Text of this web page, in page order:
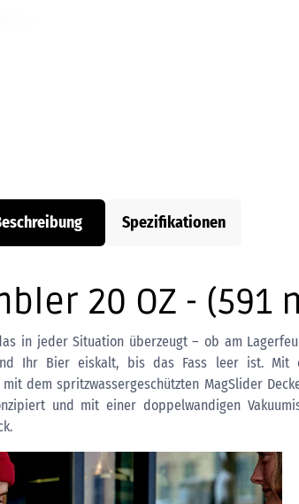
Spezifikationen
20 OZ - (591
in jeder Situation überzeugt – ob am
Ihr Bier eiskalt, bis das Fass leer ist. Mit
dem spritzwassergeschützten MagSlider
und mit einer doppelwandigen